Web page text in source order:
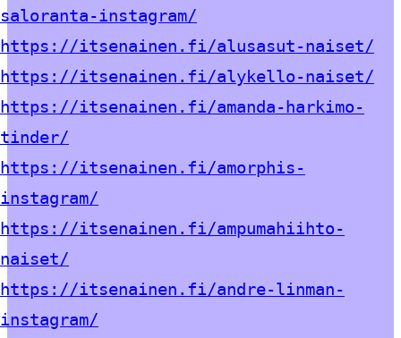
saloranta-instagram/
https://itsenainen.fi/alusasut-naiset/
https://itsenainen.fi/alykello-naiset/
https://itsenainen.fi/amanda-harkimo-
tinder/
https://itsenainen.fi/amorphis-
instagram/
https://itsenainen.fi/ampumahiihto-
naiset/
https://itsenainen.fi/andre-linman-
instagram/